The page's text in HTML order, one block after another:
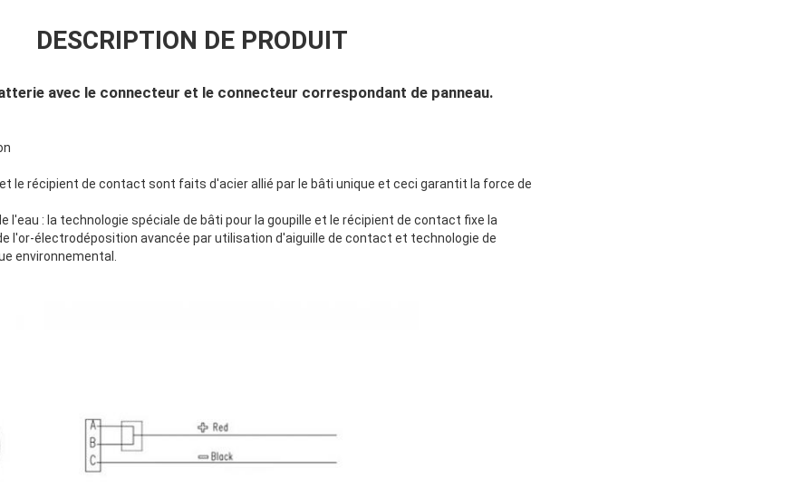
DESCRIPTION DE PRODUIT
avec le connecteur et le connecteur correspondant de panneau.
le récipient de contact sont faits d'acier allié par le bâti unique et ceci garantit la force de
l'eau : la technologie spéciale de bâti pour la goupille et le récipient de contact fixe la
l'or-électrodéposition avancée par utilisation d'aiguille de contact et technologie de
environnemental.